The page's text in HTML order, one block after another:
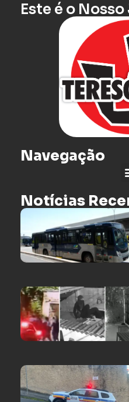
Este é o
Navegação
Notícias